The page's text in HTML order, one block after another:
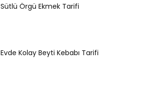
Sütlü Örgü Ekmek Tarifi
Evde Kolay Beyti Kebabı Tarifi